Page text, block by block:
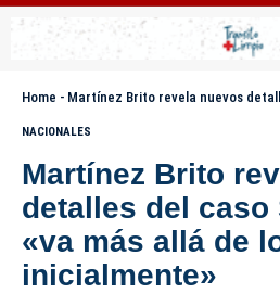
Home - Martínez Brito revela nuevos detalles del caso
NACIONALES
Martínez Brito
detalles del caso
«va más allá de
inicialmente»